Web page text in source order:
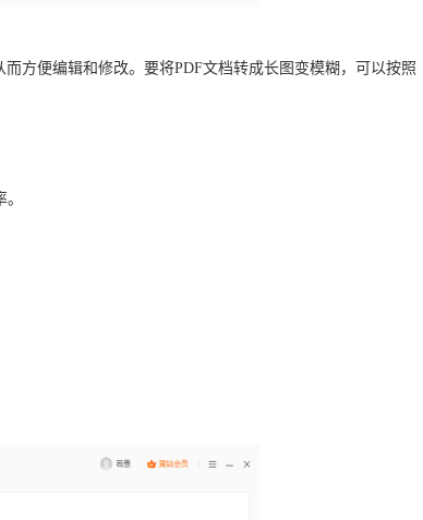
而方便编辑和修改。要将PDF文档转成长图变模糊，可以按照